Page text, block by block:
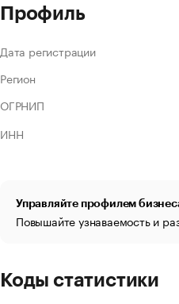
Профиль
Дата регистрации
Регион
ОГРНИП
ИНН
Управляйте профилем
Повышайте узнаваемость и
Коды статистики